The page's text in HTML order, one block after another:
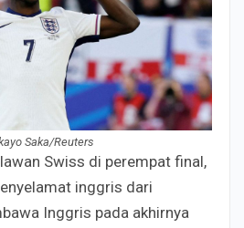
Saka/Reuters
Swiss di perempat final,
inggris dari
Inggris pada akhirnya